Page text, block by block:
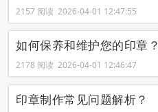
2157 阅读 2026-04-01 12:47:55
如何保养和维护您的印章？
2178 阅读 2026-04-01 12:46:47
印章制作常见问题解析？